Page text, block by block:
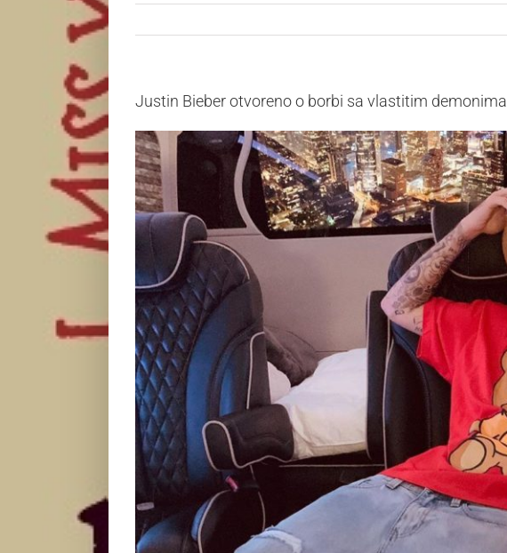
Justin Bieber otvoreno o borbi sa vlastitim demonima